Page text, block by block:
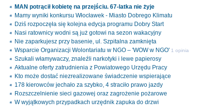
MAN potrącił kobietę na przejściu. 67-latka nie żyje
Mamy wyniki konkursu Włocławek - Miasto Dobrego Klimatu
Dziś rozpoczęła się kolejna edycja programu Dobry Start
Nasi ratownicy wodni są już gotowi na sezon wakacyjny
Nie zaparkujesz przy basenie, ul. Szpitalna zamknięta
Wsparcie Organizacji Wolontariatu w NGO – 'WOW w NGO' 1 opinia
Szukali włamywaczy, znaleźli narkotyki i lewe papierosy
Aktualne oferty zatrudnienia z Powiatowego Urzędu Pracy
Kto może dostać niezrealizowane świadczenie wspierające
178 kierowców jechało za szybko, 4 straciło prawo jazdy
Rozszczelnienie sieci gazowej oraz zagrożenie pożarowe
W wyjątkowych przypadkach urzędnik zapuka do drzwi